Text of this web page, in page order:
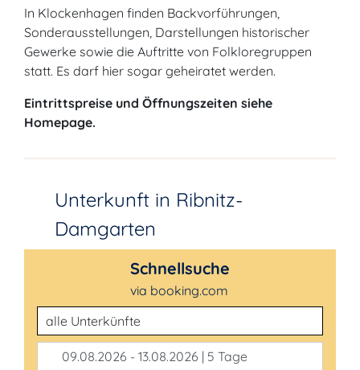
In Klockenhagen finden Backvorführungen,
Sonderausstellungen, Darstellungen historischer
Gewerke sowie die Auftritte von Folkloregruppen
statt. Es darf hier sogar geheiratet werden.
Eintrittspreise und Öffnungszeiten siehe
Homepage.
Unterkunft in Ribnitz-
Damgarten
Schnellsuche
via booking.com
Unterkunftsart
09.08.2026 - 13.08.2026 | 5 Tage